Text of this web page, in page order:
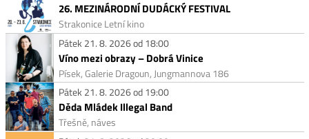
26. MEZINÁRODNÍ DUDÁCKÝ FESTIVAL
Strakonice Letní kino
Pátek 21. 8. 2026 od 18:00
Víno mezi obrazy – Dobrá Vinice
Písek, Galerie Dragoun, Jungmannova 186
Pátek 21. 8. 2026 od 19:00
Děda Mládek Illegal Band
Třešně, náves